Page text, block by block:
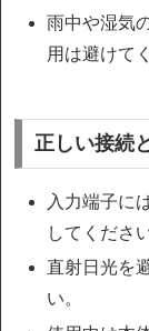
雨中や湿気
用は避けて
正しい接続
入力端子に
してくださ
直射日光を
い。